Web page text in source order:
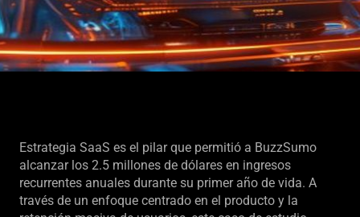
Estrategia SaaS es el pilar que permitió a BuzzSumo
alcanzar los 2.5 millones de dólares en ingresos
recurrentes anuales durante su primer año de vida. A
través de un enfoque centrado en el producto y la